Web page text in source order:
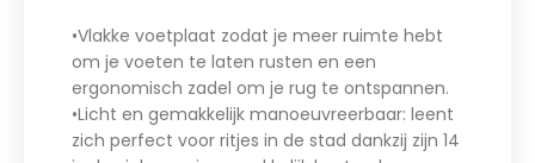
•Vlakke voetplaat zodat je meer ruimte hebt
om je voeten te laten rusten en een
ergonomisch zadel om je rug te ontspannen.
•Licht en gemakkelijk manoeuvreerbaar: leent
zich perfect voor ritjes in de stad dankzij zijn 14